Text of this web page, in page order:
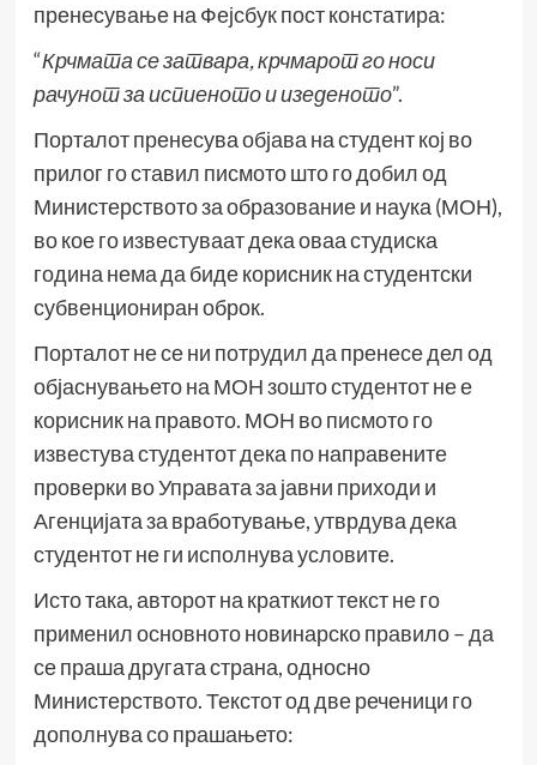
пренесување на Фејсбук пост констатира:
“Крчмата се затвара, крчмарот го носи
рачунот за испиеното и изеденото”.
Порталот пренесува објава на студент кој во
прилог го ставил писмото што го добил од
Министерството за образование и наука (МОН),
во кое го известуваат дека оваа студиска
година нема да биде корисник на студентски
субвенциониран оброк.
Порталот не се ни потрудил да пренесе дел од
објаснувањето на МОН зошто студентот не е
корисник на правото. МОН во писмото го
известува студентот дека по направените
проверки во Управата за јавни приходи и
Агенцијата за вработување, утврдува дека
студентот не ги исполнува условите.
Исто така, авторот на краткиот текст не го
применил основното новинарско правило – да
се праша другата страна, односно
Министерството. Текстот од две реченици го
дополнува со прашањето: